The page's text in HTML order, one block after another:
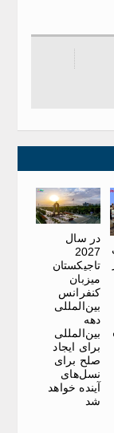
در سال
2027
تاجیکستان
میزبان
کنفرانس
بین‌المللی
دهه
بین‌المللی
برای ایجاد
صلح برای
نسل‌های
آینده خواهد
شد